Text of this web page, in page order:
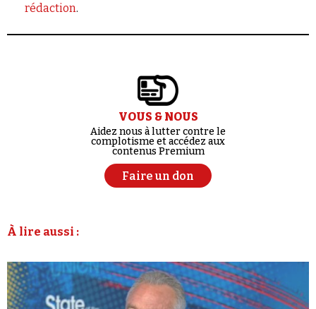
rédaction.
VOUS & NOUS
Aidez nous à lutter contre le
complotisme et accédez aux
contenus Premium
Faire un don
À lire aussi :